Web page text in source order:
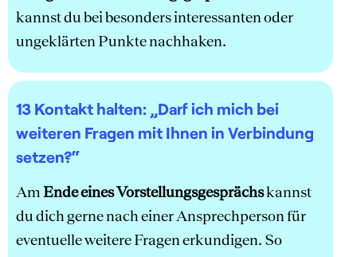
kannst du bei besonders interessanten oder
ungeklärten Punkte nachhaken.
13 Kontakt halten: „Darf ich mich bei
weiteren Fragen mit Ihnen in Verbindung
setzen?“
Am Ende eines Vorstellungsgesprächskannst
du dich gerne nach einer Ansprechperson für
eventuelle weitere Fragen erkundigen. So